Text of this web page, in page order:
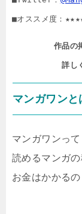
■オススメ度：
作品の
詳し
マンガワンと
マンガワンっ
読めるマンガの
お金はかかるの